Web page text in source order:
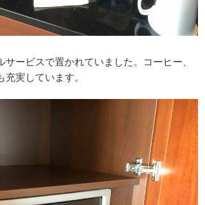
ービスで置かれていました。コーヒー、
実しています。